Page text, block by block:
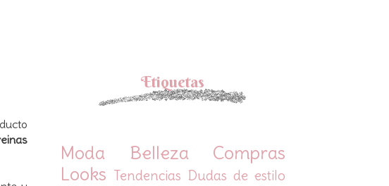
Etiquetas
Moda Belleza
Compras
Looks Tendencias Dudas de estilo